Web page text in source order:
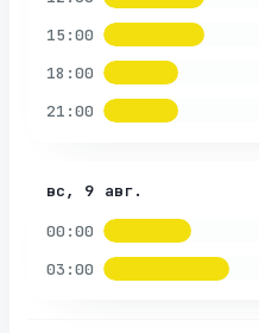
15:00
18:00
21:00
вс, 9 авг.
00:00
03:00